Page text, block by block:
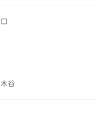
谷